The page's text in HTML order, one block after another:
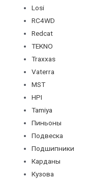
Losi
RC4WD
Redcat
TEKNO
Traxxas
Vaterra
MST
HPI
Tamiya
Пиньоны
Подвеска
Подшипники
Карданы
Кузова